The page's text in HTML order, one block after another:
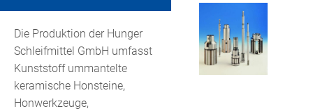
HYDRAULIKVENTILE
SCHLEIFMITTEL: HONSTEINE UND
HONWERKZEUGE
HUNGER HYDRAULICS USA
HUNGER HYDRAULIC UK
HUNGER HYDRAULICS INDIA
Die Produktion der Hunger
Schleifmittel GmbH umfasst
Kunststoff ummantelte
keramische Honsteine,
Honwerkzeuge,